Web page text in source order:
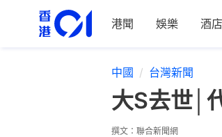
港聞 娛樂 酒
中國 台灣新聞
大S去世│
撰文： 聯合新聞網